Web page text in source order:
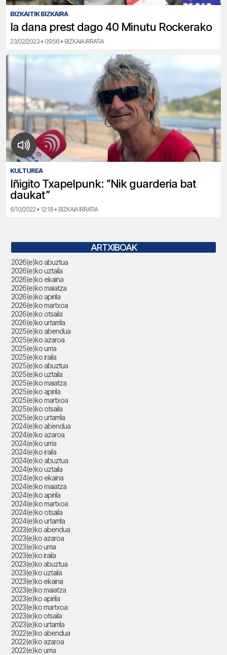
BIZKAITIK BIZKAIRA
Ia dana prest dago 40 Minutu Rockerako
23/02/2023 • 09:58 • BIZKAIA IRRATIA
KULTUREA
Iñigito Txapelpunk: “Nik guarderia bat
daukat”
6/10/2022 • 12:18 • BIZKAIA IRRATIA
ARTXIBOAK
2026(e)ko abuztua
2026(e)ko uztaila
2026(e)ko ekaina
2026(e)ko maiatza
2026(e)ko apirila
2026(e)ko martxoa
2026(e)ko otsaila
2026(e)ko urtarrila
2025(e)ko abendua
2025(e)ko azaroa
2025(e)ko urria
2025(e)ko iraila
2025(e)ko abuztua
2025(e)ko uztaila
2025(e)ko maiatza
2025(e)ko apirila
2025(e)ko martxoa
2025(e)ko otsaila
2025(e)ko urtarrila
2024(e)ko abendua
2024(e)ko azaroa
2024(e)ko urria
2024(e)ko iraila
2024(e)ko abuztua
2024(e)ko uztaila
2024(e)ko ekaina
2024(e)ko maiatza
2024(e)ko apirila
2024(e)ko martxoa
2024(e)ko otsaila
2024(e)ko urtarrila
2023(e)ko abendua
2023(e)ko azaroa
2023(e)ko urria
2023(e)ko iraila
2023(e)ko abuztua
2023(e)ko uztaila
2023(e)ko ekaina
2023(e)ko maiatza
2023(e)ko apirila
2023(e)ko martxoa
2023(e)ko otsaila
2023(e)ko urtarrila
2022(e)ko abendua
2022(e)ko azaroa
2022(e)ko urria